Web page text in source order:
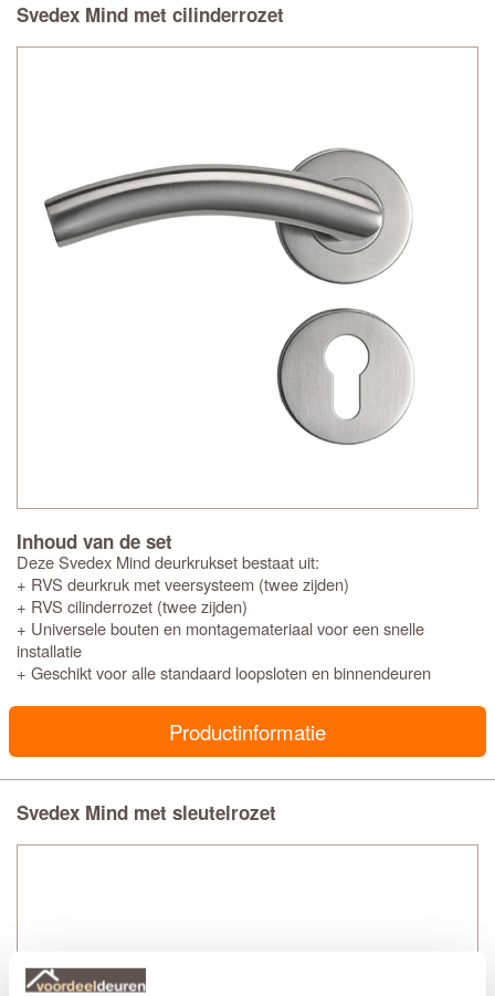
Svedex Mind met cilinderrozet
Inhoud van de set
Deze Svedex Mind deurkrukset bestaat uit:
+ RVS deurkruk met veersysteem (twee zijden)
+ RVS cilinderrozet (twee zijden)
+ Universele bouten en montagemateriaal voor een snelle
installatie
+ Geschikt voor alle standaard loopsloten en binnendeuren
Productinformatie
Svedex Mind met sleutelrozet